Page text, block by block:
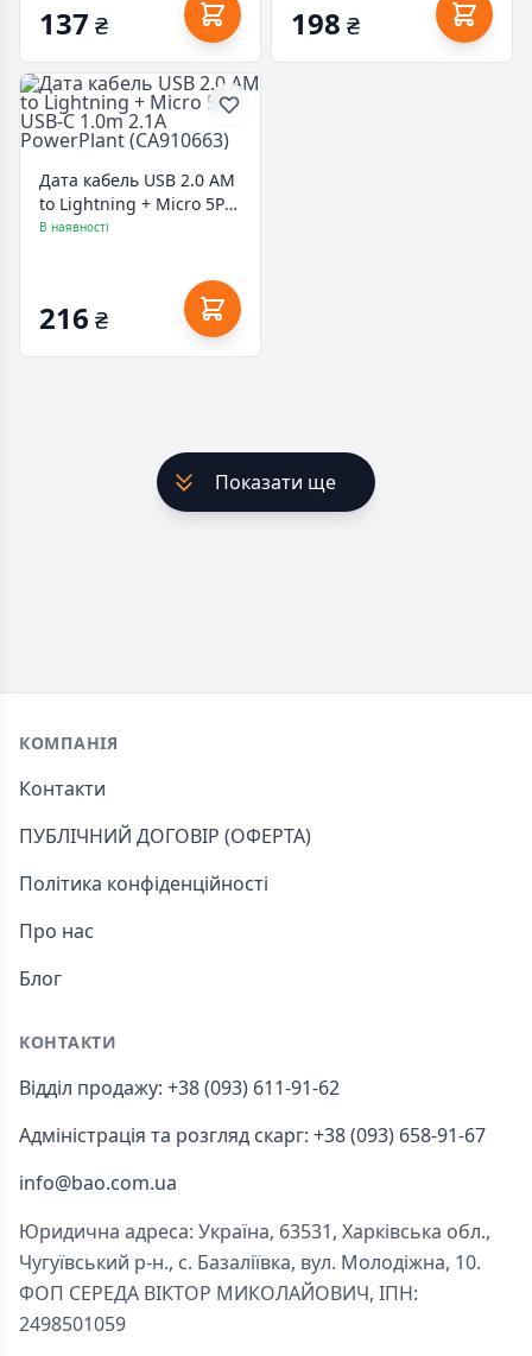
137 ₴ 198 ₴
Дата кабель USB 2.0 AM
to Lightning + Micro 5P +
USB-C 1.0m 2.1A
В наявності
216 ₴
Показати ще
Footer
КОМПАНІЯ
Контакти
ПУБЛІЧНИЙ ДОГОВІР (ОФЕРТА)
Політика конфіденційності
Про нас
Блог
КОНТАКТИ
Відділ продажу: +38 (093) 611-91-62
Адміністрація та розгляд скарг: +38 (093) 658-91-67
info@bao.com.ua
Юридична адреса: Україна, 63531, Харківська обл.,
Чугуївський р-н., с. Базаліївка, вул. Молодіжна, 10.
ФОП СЕРЕДА ВІКТОР МИКОЛАЙОВИЧ, ІПН:
2498501059